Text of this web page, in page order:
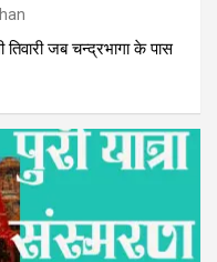
जब चन्द्रभागा के पास